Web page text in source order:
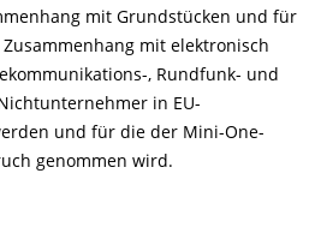
mit Grundstücken und für
mit elektronisch
, Rundfunk- und
in EU-
und für die der Mini-One-
genommen wird.